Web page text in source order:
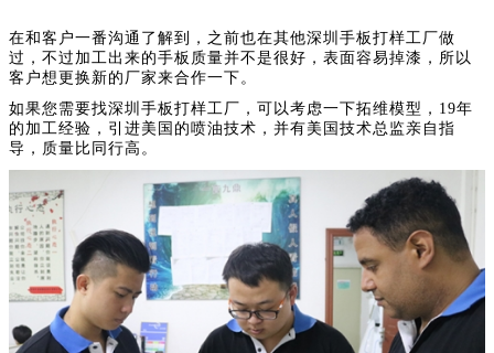
在和客户一番沟通了解到，之前也在其他深圳手板打样工厂做
过，不过加工出来的手板质量并不是很好，表面容易掉漆，所以
客户想更换新的厂家来合作一下。
如果您需要找深圳手板打样工厂，可以考虑一下拓维模型，19年
的加工经验，引进美国的喷油技术，并有美国技术总监亲自指
导，质量比同行高。